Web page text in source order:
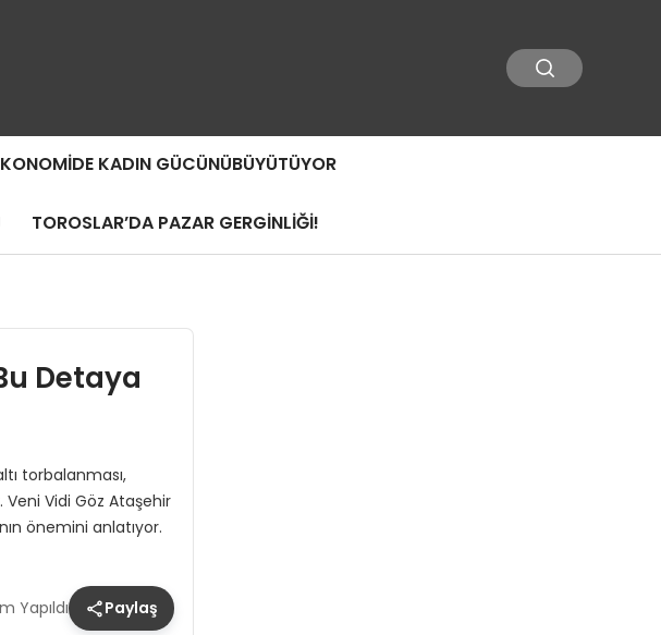
KADIN GÜCÜNÜBÜYÜTÜYOR
TOROSLAR’DA PAZAR GERGİNLİĞİ!
Detaya
torbalanması,
Vidi Göz Ataşehir
önemini anlatıyor.
Yapıldı Paylaş